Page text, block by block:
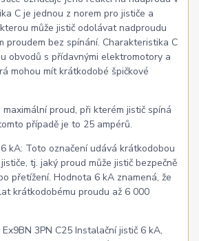
C je jednou z norem pro jističe a
může jistič odolávat nadproudu
proudem bez spínání. Charakteristika C
obvodů s přídavnými elektromotory a
mohou mít krátkodobé špičkové
proud, při kterém jistič spíná
případě je to 25 ampérů.
kA: Toto označení udává krátkodobou
tj. jaký proud může jistič bezpečně
přetížení. Hodnota 6 kA znamená, že
krátkodobému proudu až 6 000